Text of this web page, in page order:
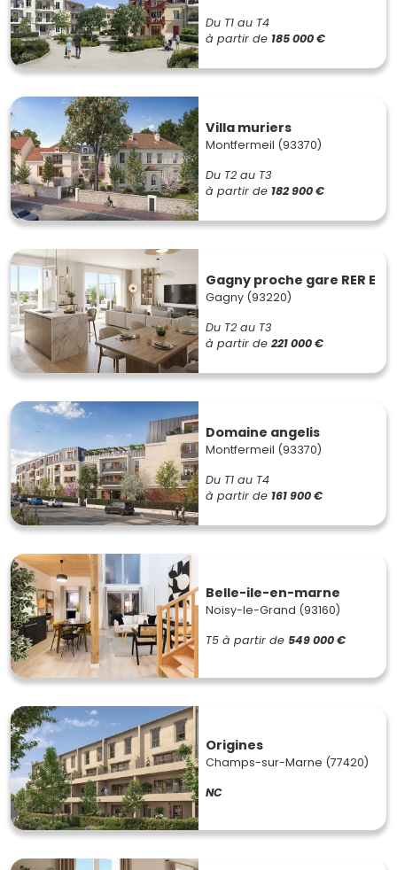
Du T1 au T4
à partir de 185 000 €
Villa muriers
Montfermeil (93370)
Du T2 au T3
à partir de 182 900 €
Gagny proche gare RER E
Gagny (93220)
Du T2 au T3
à partir de 221 000 €
Domaine angelis
Montfermeil (93370)
Du T1 au T4
à partir de 161 900 €
Belle-ile-en-marne
Noisy-le-Grand (93160)
T5 à partir de 549 000 €
Origines
Champs-sur-Marne (77420)
NC